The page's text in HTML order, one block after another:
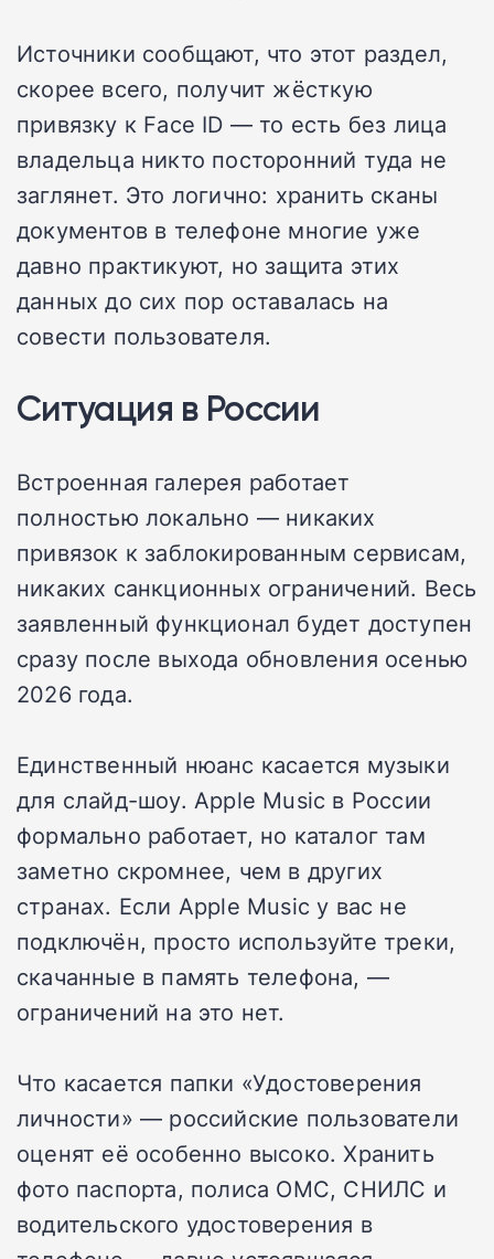
Источники сообщают, что этот раздел,
скорее всего, получит жёсткую
привязку к Face ID — то есть без лица
владельца никто посторонний туда не
заглянет. Это логично: хранить сканы
документов в телефоне многие уже
давно практикуют, но защита этих
данных до сих пор оставалась на
совести пользователя.
Ситуация в России
Встроенная галерея работает
полностью локально — никаких
привязок к заблокированным сервисам,
никаких санкционных ограничений. Весь
заявленный функционал будет доступен
сразу после выхода обновления осенью
2026 года.
Единственный нюанс касается музыки
для слайд-шоу. Apple Music в России
формально работает, но каталог там
заметно скромнее, чем в других
странах. Если Apple Music у вас не
подключён, просто используйте треки,
скачанные в память телефона, —
ограничений на это нет.
Что касается папки «Удостоверения
личности» — российские пользователи
оценят её особенно высоко. Хранить
фото паспорта, полиса ОМС, СНИЛС и
водительского удостоверения в